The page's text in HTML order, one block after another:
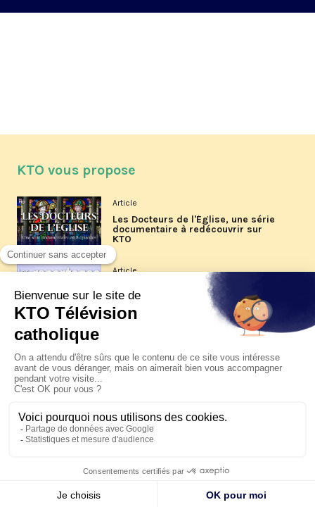
KTO vous propose
Article
Les Docteurs de l'Église, une série
documentaire à redécouvrir sur
KTO
Article
Les reportages d'été 2026 de KTO
La visite pastorale du pape Léon
XIV à Assise à suivre sur KTO le
jeudi 6 août
Le pape en Uruguay, Argentine et
Pérou du 6 au 17 novembre 2026
© KTO 2026 — Mentions légales